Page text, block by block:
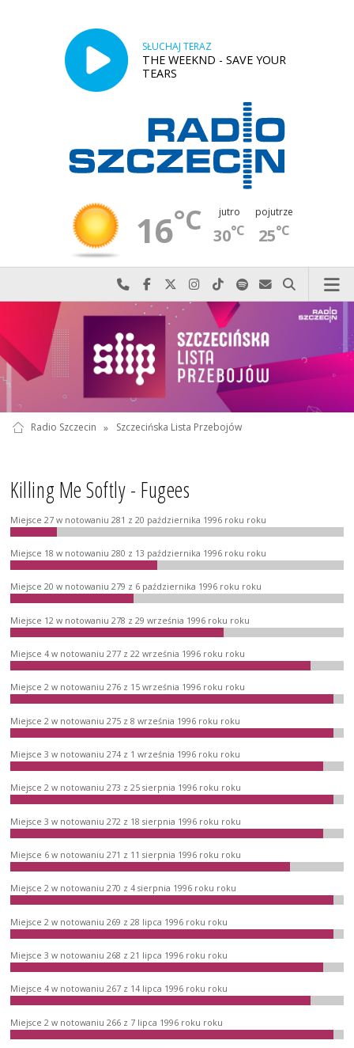
SŁUCHAJ TERAZ
THE WEEKND - SAVE YOUR
TEARS
16°C jutro
30°C
pojutrze
25°C
Najlepiej po prostu do nas zadzwoń
Odwiedź nas na Facebook-u
Odwiedź nas na X
Odwiedź nas na Instagram-ie
Odwiedź nas na TikTok-u
Szukaj nas na Spotify
Wyślij do nas
Szukaj
Radio Szczecin » Szczecińska Lista Przebojów
Killing Me Softly - Fugees
Miejsce 27 w notowaniu 281 z 20 października 1996 roku roku
Miejsce 18 w notowaniu 280 z 13 października 1996 roku roku
Miejsce 20 w notowaniu 279 z 6 października 1996 roku roku
Miejsce 12 w notowaniu 278 z 29 września 1996 roku roku
Miejsce 4 w notowaniu 277 z 22 września 1996 roku roku
Miejsce 2 w notowaniu 276 z 15 września 1996 roku roku
Miejsce 2 w notowaniu 275 z 8 września 1996 roku roku
Miejsce 3 w notowaniu 274 z 1 września 1996 roku roku
Miejsce 2 w notowaniu 273 z 25 sierpnia 1996 roku roku
Miejsce 3 w notowaniu 272 z 18 sierpnia 1996 roku roku
Miejsce 6 w notowaniu 271 z 11 sierpnia 1996 roku roku
Miejsce 2 w notowaniu 270 z 4 sierpnia 1996 roku roku
Miejsce 2 w notowaniu 269 z 28 lipca 1996 roku roku
Miejsce 3 w notowaniu 268 z 21 lipca 1996 roku roku
Miejsce 4 w notowaniu 267 z 14 lipca 1996 roku roku
Miejsce 2 w notowaniu 266 z 7 lipca 1996 roku roku